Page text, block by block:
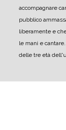
accompagnare
pubblico
liberamente e
le mani e
delle tre età